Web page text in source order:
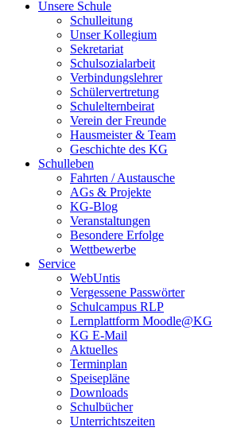
Unsere Schule
Schulleitung
Unser Kollegium
Sekretariat
Schulsozialarbeit
Verbindungslehrer
Schülervertretung
Schulelternbeirat
Verein der Freunde
Hausmeister & Team
Geschichte des KG
Schulleben
Fahrten / Austausche
AGs & Projekte
KG-Blog
Veranstaltungen
Besondere Erfolge
Wettbewerbe
Service
WebUntis
Vergessene Passwörter
Schulcampus RLP
Lernplattform Moodle@KG
KG E-Mail
Aktuelles
Terminplan
Speisepläne
Downloads
Schulbücher
Unterrichtszeiten